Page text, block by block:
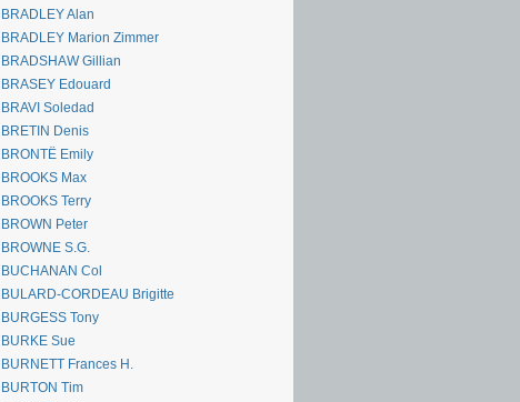
BRADLEY Alan
BRADLEY Marion Zimmer
BRADSHAW Gillian
BRASEY Edouard
BRAVI Soledad
BRETIN Denis
BRONTË Emily
BROOKS Max
BROOKS Terry
BROWN Peter
BROWNE S.G.
BUCHANAN Col
BULARD-CORDEAU Brigitte
BURGESS Tony
BURKE Sue
BURNETT Frances H.
BURTON Tim